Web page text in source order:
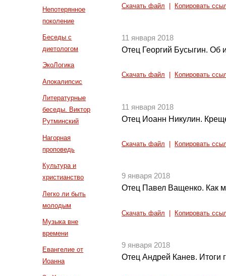
Непотерянное
поколение
Беседы с
диетологом
ЭкоЛогика
Апокалипсис
Литературные
беседы. Виктор
Рутминский
Нагорная
проповедь
Культура и
христианство
Легко ли быть
молодым
Музыка вне
времени
Евангелие от
Иоанна
Скачать файл Копировать
11 января 2018
Отец Георгий Бусыгин. Об
Скачать файл Копировать
11 января 2018
Отец Иоанн Никулин.
Скачать файл Копировать
9 января 2018
Отец Павел Ващенко. Как
Скачать файл Копировать
9 января 2018
Отец Андрей Канев. Итоги